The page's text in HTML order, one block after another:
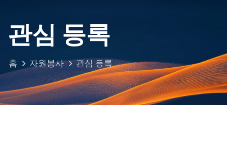
관심 등록
홈 자원봉사 관심 등록